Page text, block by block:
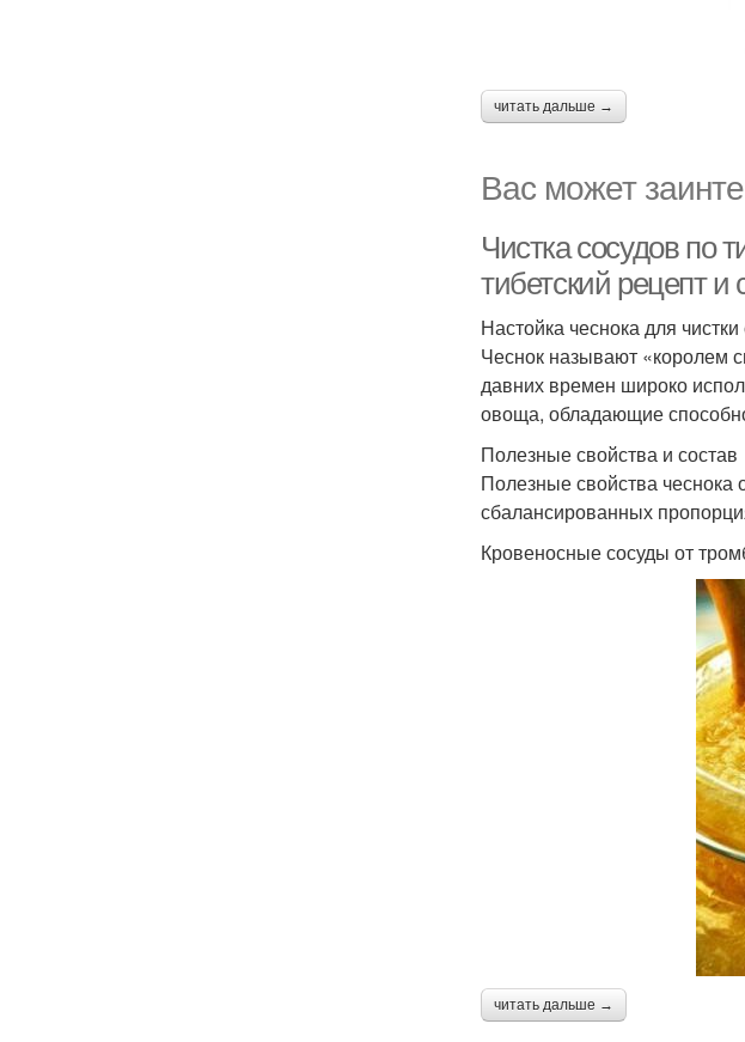
читать дальше →
Вас может
Чистка сосудов по
тибетский рецепт
Настойка чеснока для чистки
Чеснок называют «королем
давних времен широко
овоща, обладающие
Полезные свойства и состав
Полезные свойства
сбалансированных
Кровеносные сосуды от
читать дальше →